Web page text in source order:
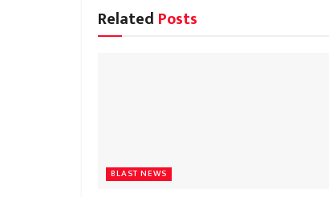
Related Posts
BLAST NEWS